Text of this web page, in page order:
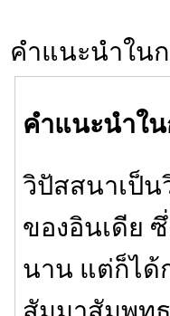
คำแนะนำใน
คำแนะนำใน
วิปัสสนาเป็
ของอินเดีย
นาน แต่ก็ได้
สัมมาสัมพุทธ